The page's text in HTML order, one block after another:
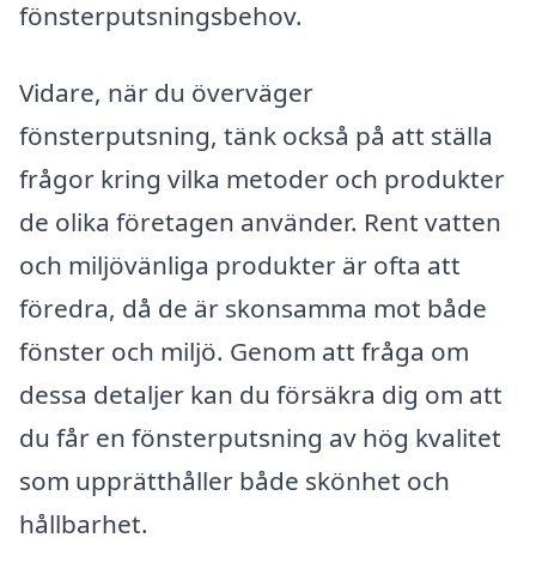
fönsterputsningsbehov.
Vidare, när du överväger
fönsterputsning, tänk också på att ställa
frågor kring vilka metoder och produkter
de olika företagen använder. Rent vatten
och miljövänliga produkter är ofta att
föredra, då de är skonsamma mot både
fönster och miljö. Genom att fråga om
dessa detaljer kan du försäkra dig om att
du får en fönsterputsning av hög kvalitet
som upprätthåller både skönhet och
hållbarhet.